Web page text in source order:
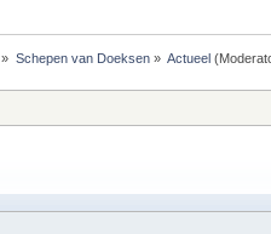
» Schepen van Doeksen» Actueel